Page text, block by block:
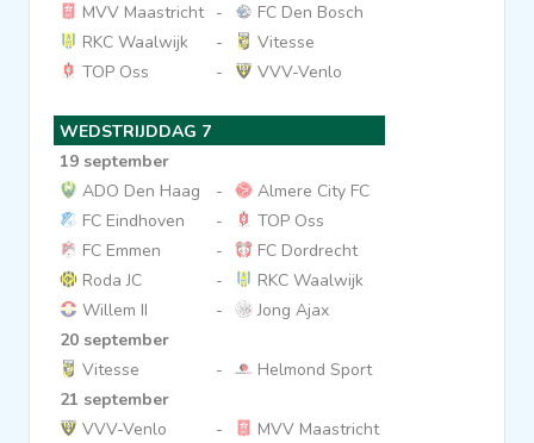
MVV Maastricht -
FC Den Bosch
RKC Waalwijk
-
Vitesse
TOP Oss
- VVV-Venlo
WEDSTRIJDDAG 7
19 september
ADO Den Haag
-
Almere City FC
FC Eindhoven
-
TOP Oss
FC Emmen
-
FC Dordrecht
Roda JC
-
RKC Waalwijk
Willem II
-
Jong Ajax
20 september
Vitesse
-
Helmond Sport
21 september
VVV-Venlo
-
MVV Maastricht